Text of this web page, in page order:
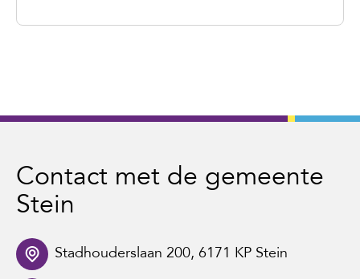
Contact met de gemeente
Stein
Stadhouderslaan 200, 6171 KP Stein